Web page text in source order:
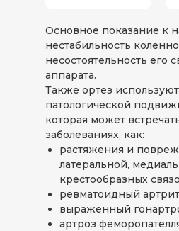
Основное показание к
нестабильность
несостоятельность его
аппарата.
Также ортез
патологической
которая может
заболеваниях, как:
растяжения и
латеральной,
крестообразных
ревматоидный
выраженный
артроз